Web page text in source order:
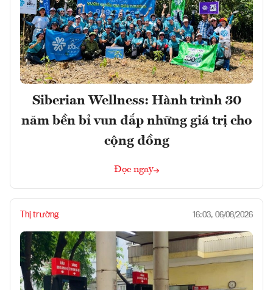
Siberian Wellness: Hành trình 30
năm bền bỉ vun đắp những giá trị cho
cộng đồng
Đọc ngay
Thị trường 16:03, 06/08/2026